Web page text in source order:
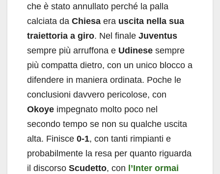
che è stato annullato perché la palla
calciata da Chiesa era uscita nella sua
traiettoria a giro. Nel finale Juventus
sempre più arruffona e Udinese sempre
più compatta dietro, con un unico blocco a
difendere in maniera ordinata. Poche le
conclusioni davvero pericolose, con
Okoye impegnato molto poco nel
secondo tempo se non su qualche uscita
alta. Finisce 0-1, con tanti rimpianti e
probabilmente la resa per quanto riguarda
il discorso Scudetto, con l’Inter ormai